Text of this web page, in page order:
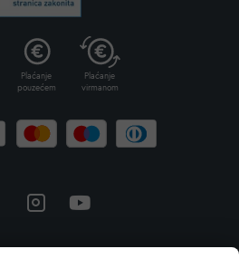
Plaćanje
pouzećem
Plaćanje
virmanom